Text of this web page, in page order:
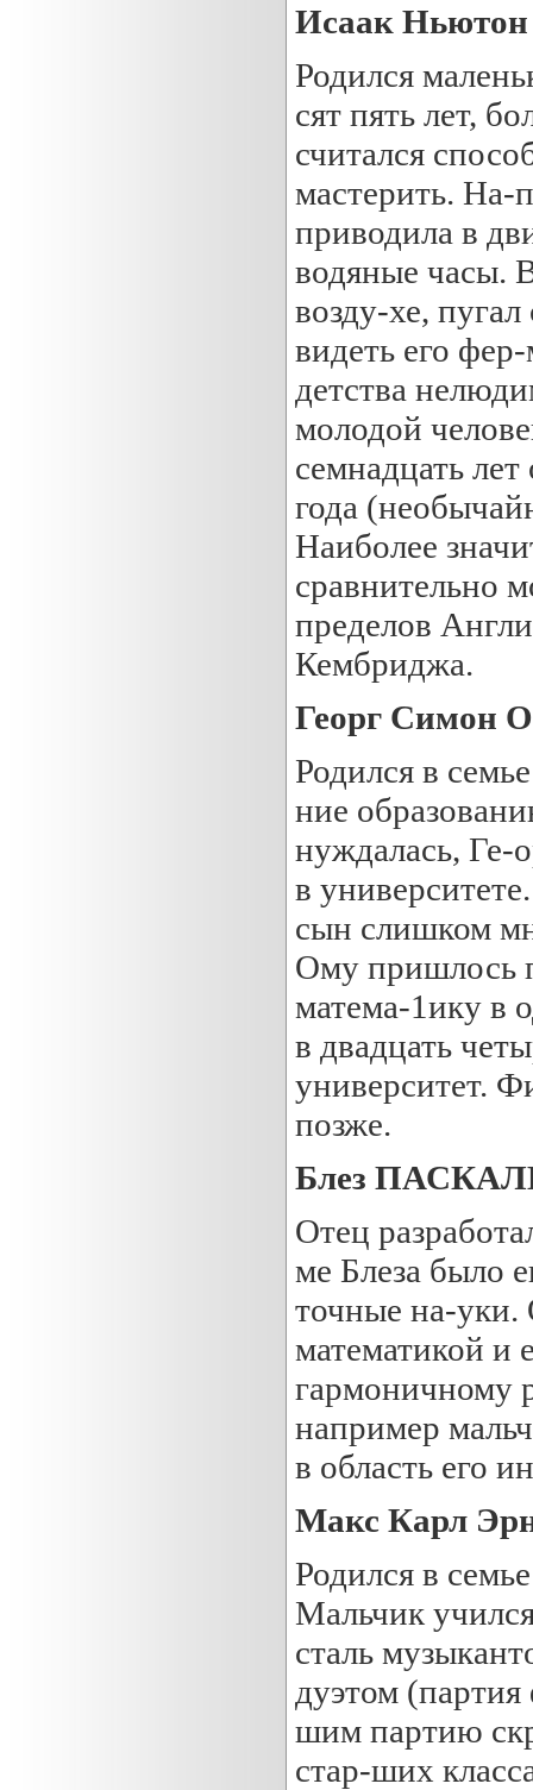
Исаак Ньютон
Родился
сят пять лет,
считался
мастерить. На-
приводила в
водяные часы.
возду-хе,
видеть его
детства
молодой
семнадцать
года
Наиболее
сравнительно
пределов
Кембриджа.
Георг Симон
Родился в
ние
нуждалась, Ге-
в
сын слишком
Ому пришлось
матема-1ику в
в двадцать
университет.
позже.
Блез
Отец
ме Блеза было
точные на-уки.
математикой и
гармоничному
например
в область его
Макс Карл
Родился в
Мальчик
сталь
дуэтом
шим партию
стар-ших